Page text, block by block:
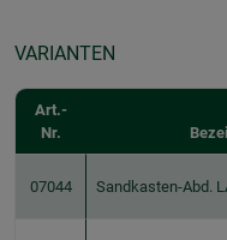
VARIANTEN
Art.-
Nr.
07044 Sandkasten-Abd.